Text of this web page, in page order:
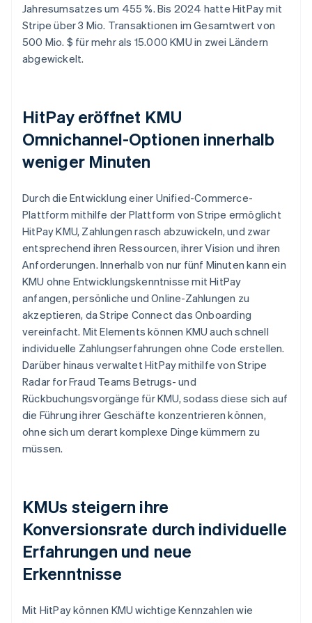
Jahresumsatzes um 455 %. Bis 2024 hatte HitPay mit
Stripe über 3 Mio. Transaktionen im Gesamtwert von
500 Mio. $ für mehr als 15.000 KMU in zwei Ländern
abgewickelt.
HitPay eröffnet KMU
Omnichannel-Optionen innerhalb
weniger Minuten
Durch die Entwicklung einer Unified-Commerce-
Plattform mithilfe der Plattform von Stripe ermöglicht
HitPay KMU, Zahlungen rasch abzuwickeln, und zwar
entsprechend ihren Ressourcen, ihrer Vision und ihren
Anforderungen. Innerhalb von nur fünf Minuten kann ein
KMU ohne Entwicklungskenntnisse mit HitPay
anfangen, persönliche und Online-Zahlungen zu
akzeptieren, da Stripe Connect das Onboarding
vereinfacht. Mit Elements können KMU auch schnell
individuelle Zahlungserfahrungen ohne Code erstellen.
Darüber hinaus verwaltet HitPay mithilfe von Stripe
Radar for Fraud Teams Betrugs- und
Rückbuchungsvorgänge für KMU, sodass diese sich auf
die Führung ihrer Geschäfte konzentrieren können,
ohne sich um derart komplexe Dinge kümmern zu
müssen.
KMUs steigern ihre
Konversionsrate durch individuelle
Erfahrungen und neue
Erkenntnisse
Mit HitPay können KMU wichtige Kennzahlen wie